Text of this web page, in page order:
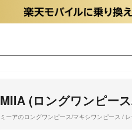
MIIA (ロングワンピー
ミーアのロングワンピース/マキシワンピース /